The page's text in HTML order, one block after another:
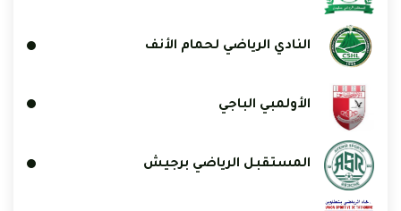
النادي الرياضي لحمام الأنف
الأولمبي الباجي
المستقبل الرياضي برجيش